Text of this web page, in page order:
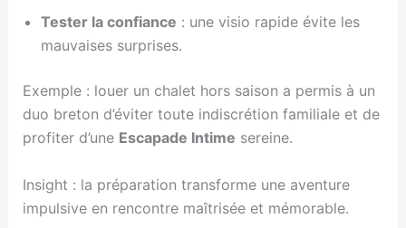
Tester la confiance : une visio rapide évite les
mauvaises surprises.
Exemple : louer un chalet hors saison a permis à un
duo breton d’éviter toute indiscrétion familiale et de
profiter d’une Escapade Intime sereine.
Insight : la préparation transforme une aventure
impulsive en rencontre maîtrisée et mémorable.